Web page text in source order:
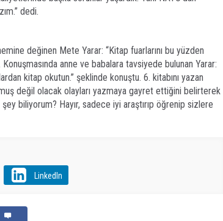
dedi.
değinen Mete Yarar: “Kitap fuarlarını bu yüzden
anne ve babalara tavsiyede bulunan Yarar:
kitap okutun.” şeklinde konuştu. 6. kitabını yazan
değil olacak olayları yazmaya gayret ettiğini belirterek
biliyorum? Hayır, sadece iyi araştırıp öğrenip sizlere
LinkedIn